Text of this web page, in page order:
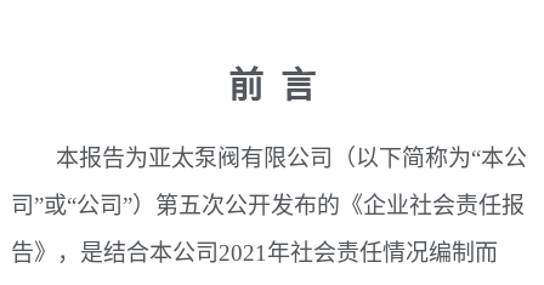
前 言
本报告为亚太泵阀有限公司（以下简称为“本公
司”或“公司”）第五次公开发布的《企业社会责任报
告》，是结合本公司2021年社会责任情况编制而